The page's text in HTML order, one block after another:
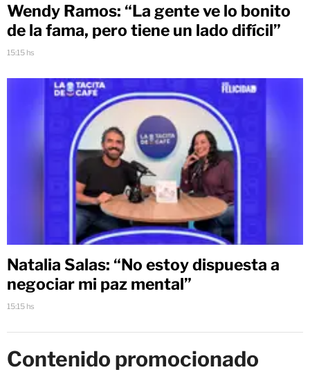
Wendy Ramos: “La gente ve lo bonito
de la fama, pero tiene un lado difícil”
15:15 hs
Natalia Salas: “No estoy dispuesta a
negociar mi paz mental”
15:15 hs
Contenido promocionado